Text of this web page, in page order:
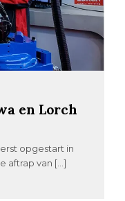
en Lorch
opgestart in
aftrap van […]